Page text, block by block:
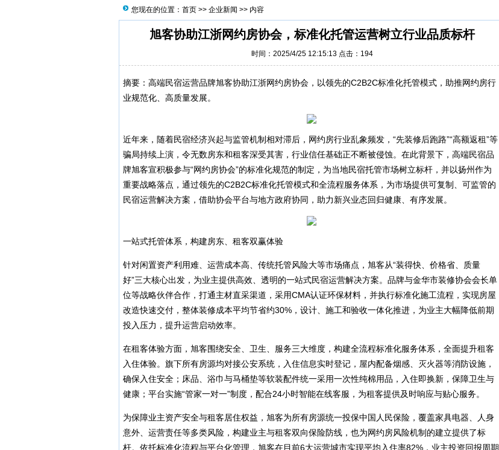
您现在的位置： 首页 >> 企业新闻 >> 内容
旭客协助江浙网约房协会，标准化托管运营树立行业品质标杆
时间：2025/4/25 12:15:13 点击： 194
摘要：高端民宿运营品牌旭客协助江浙网约房协会，以领先的C2B2C标准化托管模式，助推网约房行
业规范化、高质量发展。
近年来，随着民宿经济兴起与监管机制相对滞后，网约房行业乱象频发，“先装修后跑路”“高额返租”等
骗局持续上演，令无数房东和租客深受其害，行业信任基础正不断被侵蚀。在此背景下，高端民宿品
牌旭客宣积极参与“网约房协会”的标准化规范的制定，为当地民宿托管市场树立标杆，并以扬州作为
重要战略落点，通过领先的C2B2C标准化托管模式和全流程服务体系，为市场提供可复制、可监管的
民宿运营解决方案，借助协会平台与地方政府协同，助力新兴业态回归健康、有序发展。
一站式托管体系，构建房东、租客双赢体验
针对闲置资产利用难、运营成本高、传统托管风险大等市场痛点，旭客从“装得快、价格省、质量
好”三大核心出发，为业主提供高效、透明的一站式民宿运营解决方案。品牌与金华市装修协会会长单
位等战略伙伴合作，打通主材直采渠道，采用CMA认证环保材料，并执行标准化施工流程，实现房屋
改造快速交付，整体装修成本平均节省约30%，设计、施工和验收一体化推进，为业主大幅降低前期
投入压力，提升运营启动效率。
在租客体验方面，旭客围绕安全、卫生、服务三大维度，构建全流程标准化服务体系，全面提升租客
入住体验。旗下所有房源均对接公安系统，入住信息实时登记，屋内配备烟感、灭火器等消防设施，
确保入住安全；床品、浴巾与马桶垫等软装配件统一采用一次性纯棉用品，入住即换新，保障卫生与
健康；平台实施“管家一对一”制度，配合24小时智能在线客服，为租客提供及时响应与贴心服务。
为保障业主资产安全与租客居住权益，旭客为所有房源统一投保中国人民保险，覆盖家具电器、人身
意外、运营责任等多类风险，构建业主与租客双向保险防线，也为网约房风险机制的建立提供了标
杆。依托标准化流程与平台化管理，旭客在目前6大运营城市实现平均入住率82%，业主投资回报周期